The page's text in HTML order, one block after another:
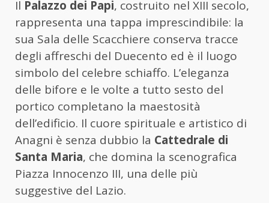
Il Palazzo dei Papi, costruito nel XIII secolo,
rappresenta una tappa imprescindibile: la
sua Sala delle Scacchiere conserva tracce
degli affreschi del Duecento ed è il luogo
simbolo del celebre schiaffo. L’eleganza
delle bifore e le volte a tutto sesto del
portico completano la maestosità
dell’edificio. Il cuore spirituale e artistico di
Anagni è senza dubbio la Cattedrale di
Santa Maria, che domina la scenografica
Piazza Innocenzo III, una delle più
suggestive del Lazio.